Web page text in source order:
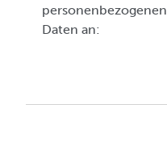
personenbezogenen
Daten an: